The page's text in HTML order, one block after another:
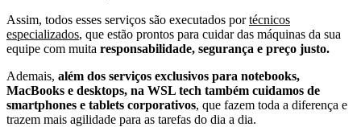
Assim, todos esses serviços são executados portécnicos
especializados, que estão prontos para cuidar das máquinas da sua
equipe com muita responsabilidade, segurança e preço justo.
Ademais, além dos serviços exclusivos para notebooks,
MacBooks e desktops, na WSL tech também cuidamos de
smartphones e tablets corporativos, que fazem toda a diferença e
trazem mais agilidade para as tarefas do dia a dia.